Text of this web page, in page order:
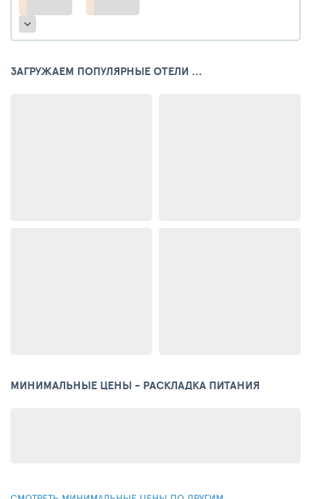
ЗАГРУЖАЕМ ПОПУЛЯРНЫЕ ОТЕЛИ ...
МИНИМАЛЬНЫЕ ЦЕНЫ - РАСКЛАДКА ПИТАНИЯ